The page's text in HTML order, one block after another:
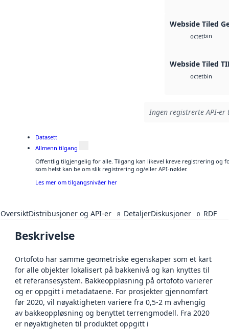
Webside Tiled
octetbin
Webside Tiled
octetbin
Ingen registrerte API-
Datasett
Allmenn tilgang
Offentlig tilgjengelig for alle. Tilgang kan likevel kreve registrering og
som helst kan be om slik registrering og/eller API-nøkler.
Les mer om tilgangsnivåer her
OversiktDistribusjoner og API-er 8 DetaljerDiskusjoner 0 RDF
Beskrivelse
Ortofoto har samme geometriske egenskaper som et kart
for alle objekter lokalisert på bakkenivå og kan knyttes til
et referansesystem. Bakkeoppløsning på ortofoto varierer
og er oppgitt i metadataene. For prosjekter gjennomført
før 2020, vil nøyaktigheten variere fra 0,5-2 m avhengig
av bakkeoppløsning og benyttet terrengmodell. Fra 2020
er nøyaktigheten til produktet oppgitt i